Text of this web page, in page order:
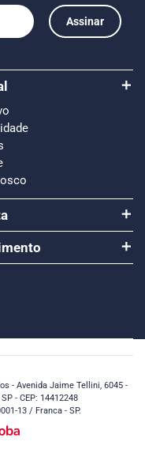
Assinar
- Avenida Jaime Tellini, 6045 -
- CEP: 14412248
13 / Franca - SP.